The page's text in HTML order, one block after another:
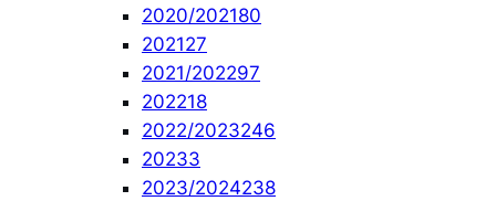
2020/202180
202127
2021/202297
202218
2022/2023246
20233
2023/2024238